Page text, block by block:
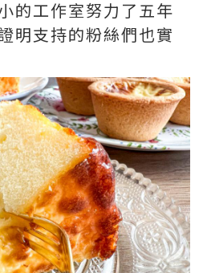
的工作室努力了五年
明支持的粉絲們也實